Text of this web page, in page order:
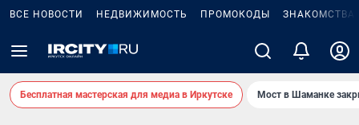
ВСЕ НОВОСТИ НЕДВИЖИМОСТЬ ПРОМОКОДЫ ЗНАКОМСТВА
Бесплатная мастерская для медиа в Иркутске Мост в Шаманке